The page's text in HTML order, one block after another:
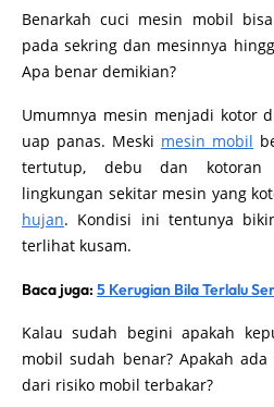
Benarkah cuci mesin mobil
pada sekring dan mesinnya
Apa benar demikian?
Umumnya mesin menjadi kotor
uap panas. Meski mesin mobil
tertutup, debu dan kotoran
lingkungan sekitar mesin yang
hujan. Kondisi ini tentunya
terlihat kusam.
Baca juga: 5 Kerugian Bila Terlalu
Kalau sudah begini apakah
mobil sudah benar? Apakah
dari risiko mobil terbakar?